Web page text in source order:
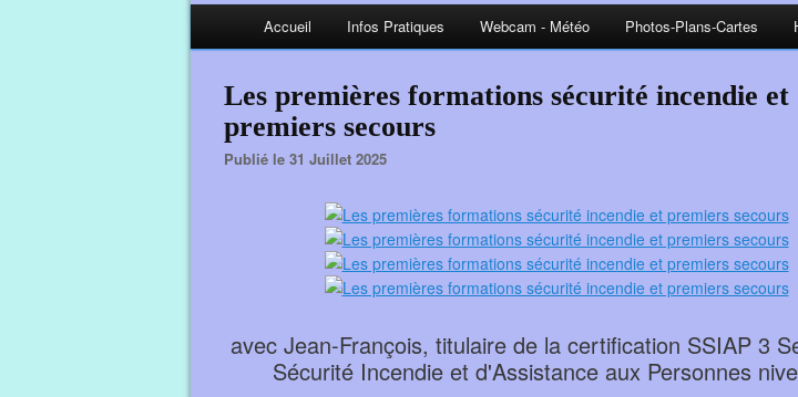
Accueil Infos Pratiques Webcam - Météo Photos-Plans-Cartes
Les premières formations sécurité incendie et
premiers secours
Publié le 31 Juillet 2025
avec Jean-François, titulaire de la certification SSIAP 3
Sécurité Incendie et d'Assistance aux Personnes